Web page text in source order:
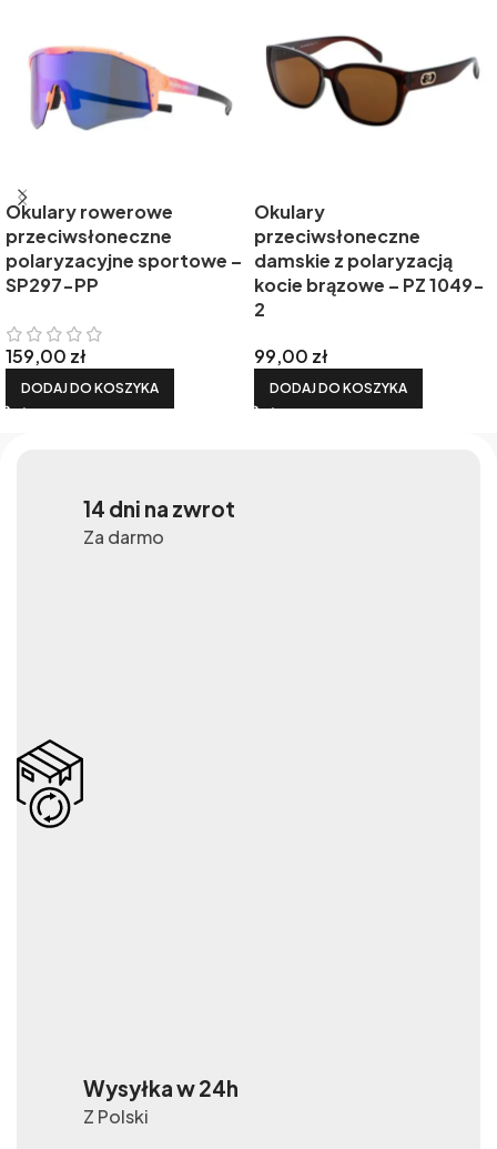
Okulary rowerowe
przeciwsłoneczne
polaryzacyjne sportowe –
SP297-PP
159,00 zł
DODAJ DO KOSZYKA
Okulary
przeciwsłoneczne
damskie z polaryzacją
kocie brązowe – PZ 1049-
2
99,00 zł
DODAJ DO KOSZYKA
14 dni na zwrot
Za darmo
Wysyłka w 24h
Z Polski